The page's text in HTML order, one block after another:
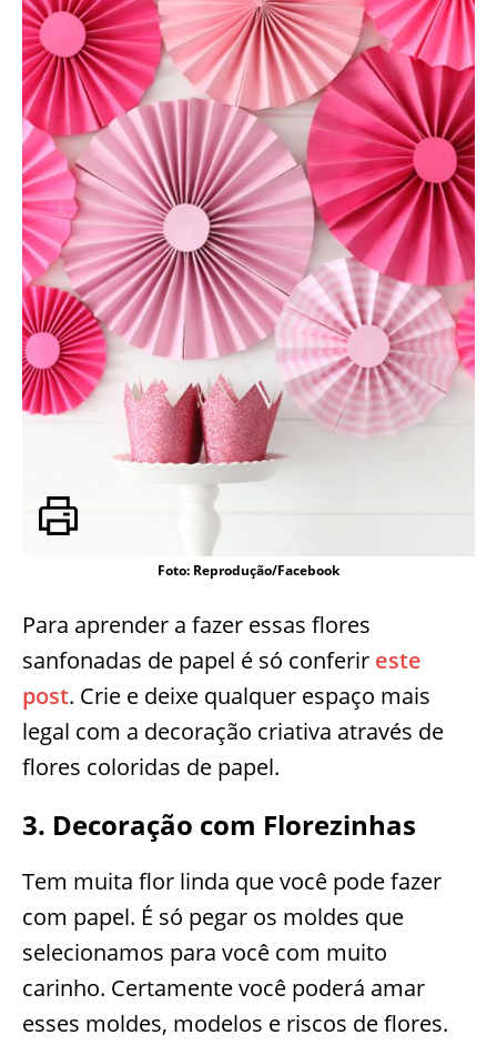
Foto: Reprodução/Facebook
Para aprender a fazer essas flores
sanfonadas de papel é só conferir este
post. Crie e deixe qualquer espaço mais
legal com a decoração criativa através de
flores coloridas de papel.
3. Decoração com Florezinhas
Tem muita flor linda que você pode fazer
com papel. É só pegar os moldes que
selecionamos para você com muito
carinho. Certamente você poderá amar
esses moldes, modelos e riscos de flores.